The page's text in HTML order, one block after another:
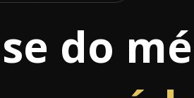
Strategie firmy
do